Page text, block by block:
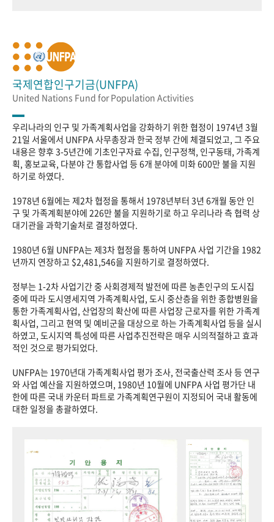
국제연합인구기금(UNFPA)
United Nations Fund for Population Activities
우리나라의 인구 및 가족계획사업을 강화하기 위한 협정이 1974년 3월
21일 서울에서 UNFPA 사무총장과 한국 정부 간에 체결되었고, 그 주요
내용은 향후 3-5년간에 기초인구자료 수집, 인구정책, 인구동태, 가족계
획, 홍보교육, 다분야 간 통합사업 등 6개 분야에 미화 600만 불을 지원
하기로 하였다.
1978년 6월에는 제2차 협정을 통해서 1978년부터 3년 6개월 동안 인
구 및 가족계획분야에 226만 불을 지원하기로 하고 우리나라 측 협력 상
대기관을 과학기술처로 결정하였다.
1980년 6월 UNFPA는 제3차 협정을 통하여 UNFPA 사업 기간을 1982
년까지 연장하고 $2,481,546을 지원하기로 결정하였다.
정부는 1-2차 사업기간 중 사회경제적 발전에 따른 농촌인구의 도시집
중에 따라 도시영세지역 가족계획사업, 도시 중산층을 위한 종합병원을
통한 가족계획사업, 산업장의 확산에 따른 사업장 근로자를 위한 가족계
획사업, 그리고 현역 및 예비군을 대상으로 하는 가족계획사업 등을 실시
하였고, 도시지역 특성에 따른 사업추진전략은 매우 시의적절하고 효과
적인 것으로 평가되었다.
UNFPA는 1970년대 가족계획사업 평가 조사, 전국출산력 조사 등 연구
와 사업 예산을 지원하였으며, 1980년 10월에 UNFPA 사업 평가단 내
한에 따른 국내 카운터 파트로 가족계획연구원이 지정되어 국내 활동에
대한 일정을 총괄하였다.